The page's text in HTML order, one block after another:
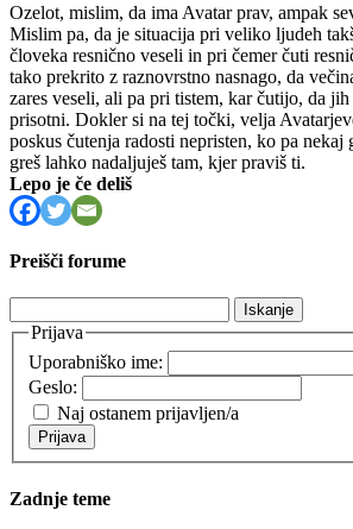
Ozelot, mislim, da ima Avatar prav, ampak
Mislim pa, da je situacija pri veliko ljudeh
človeka resnično veseli in pri čemer čuti
tako prekrito z raznovrstno nasnago, da
zares veseli, ali pa pri tistem, kar čutijo, da
prisotni. Dokler si na tej točki, velja
poskus čutenja radosti nepristen, ko pa nekaj
greš lahko nadaljuješ tam, kjer praviš ti.
Lepo je če deliš
Preišči forume
Prijava
Uporabniško ime:
Geslo:
Naj ostanem prijavljen/a
Prijava
Zadnje teme